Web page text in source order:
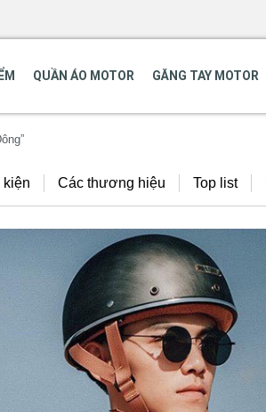
QUẦN ÁO MOTOR GĂNG TAY MOTOR
kiện Các thương hiệu Top list